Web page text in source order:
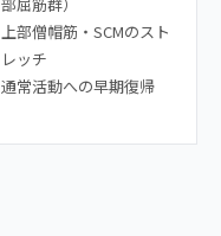
上部僧帽筋・SCMのスト
レッチ
通常活動への早期復帰